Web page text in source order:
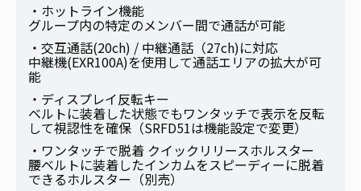
・ホットライン機能
グループ内の特定のメンバー間で通話が可能
・交互通話(20ch) / 中継通話（27ch)に対応
中継機(EXR100A)を使用して通話エリアの拡大が可
能
・ディスプレイ反転キー
ベルトに装着した状態でもワンタッチで表示を反転
して視認性を確保（SRFD51は機能設定で変更）
・ワンタッチで脱着 クイックリリースホルスター
腰ベルトに装着したインカムをスピーディーに脱着
できるホルスター（別売）